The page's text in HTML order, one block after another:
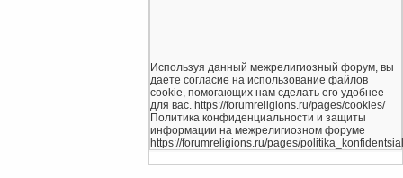
Используя данный межрелигиозный форум, вы
даете согласие на использование файлов
cookie, помогающих нам сделать его удобнее
для вас. https://forumreligions.ru/pages/cookies/
Политика конфиденциальности и защиты
информации на межрелигиозном форуме
https://forumreligions.ru/pages/